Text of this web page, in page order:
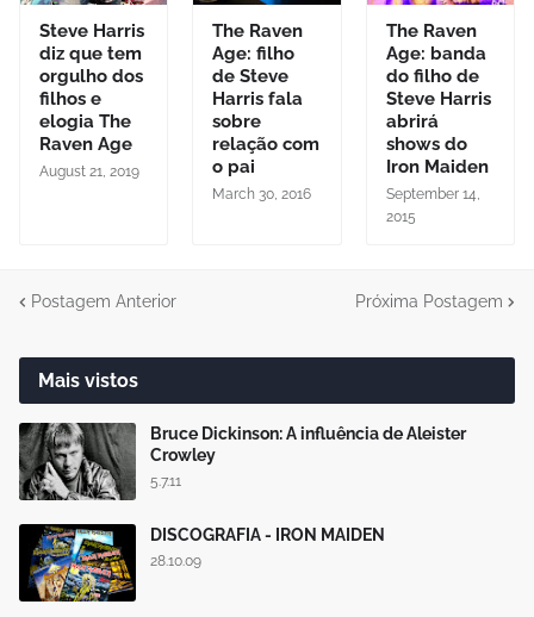
Steve Harris
diz que tem
orgulho dos
filhos e
elogia The
Raven Age
August 21, 2019
The Raven
Age: filho
de Steve
Harris fala
sobre
relação com
o pai
March 30, 2016
The Raven
Age: banda
do filho de
Steve Harris
abrirá
shows do
Iron Maiden
September 14,
2015
Postagem Anterior Próxima Postagem
Mais vistos
Bruce Dickinson: A influência de Aleister
Crowley
5.7.11
DISCOGRAFIA - IRON MAIDEN
28.10.09